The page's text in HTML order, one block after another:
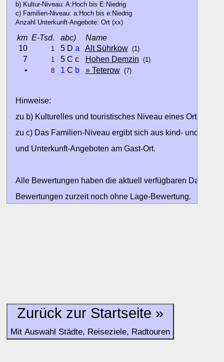
b) Kultur-Niveau: A:Hoch bis E:Niedrig
c) Familien-Niveau: a:Hoch bis e:Niedrig
Anzahl Unterkunft-Angebote: Ort (xx)
km E-Tsd. abc)
Name
10
1 5 D a Alt Sührkow (1)
7 1 5 C c Hohen Demzin (1)
• 8 1 C b » Teterow (7)
Hinweise:
zu b) Kulturelles und touristisches Niveau eines Ortes
zu c) Das Familien-Niveau ergibt sich aus kind- und
und Unterkunft-Angeboten am Gast-Ort.
Alle Bewertungen haben die aktuell verfügbaren Daten
Bewertungen zurzeit noch ohne Lage-Bewertung.
Zurück zur Startseite »
Mit Auswahl Städte, Reiseziele, Radtouren